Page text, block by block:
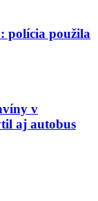
polícia použila
v
aj autobus